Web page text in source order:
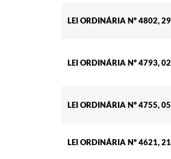
LEI ORDINÁRIA Nº 4802,
LEI ORDINÁRIA Nº 4793,
LEI ORDINÁRIA Nº 4755,
LEI ORDINÁRIA Nº 4621,